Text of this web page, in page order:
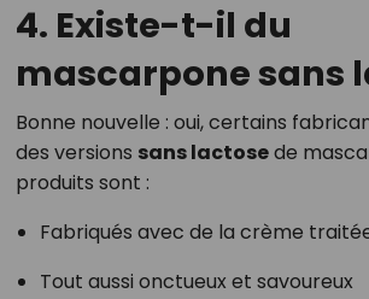
4. Existe-t-il du
mascarpone sans
Bonne nouvelle : oui, certains
des versions sans lactosede
produits sont :
Fabriqués avec de la crème
Tout aussi onctueux et savoureux